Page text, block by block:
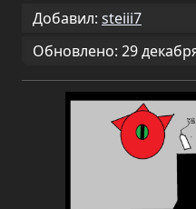
Добавил: steiii7
Обновлено: 29